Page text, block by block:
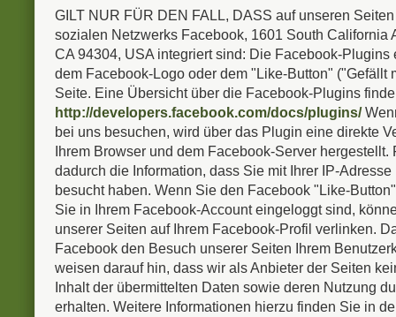
GILT NUR FÜR DEN FALL, DASS auf unseren
sozialen Netzwerks Facebook, 1601 South California
CA 94304, USA integriert sind: Die Facebook-Plugins
dem Facebook-Logo oder dem "Like-Button" ("Gefällt
Seite. Eine Übersicht über die Facebook-Plugins
http://developers.facebook.com/docs/plugins/
bei uns besuchen, wird über das Plugin eine direkte
Ihrem Browser und dem Facebook-Server hergestellt.
dadurch die Information, dass Sie mit Ihrer IP-
besucht haben. Wenn Sie den Facebook "Like-
Sie in Ihrem Facebook-Account eingeloggt sind,
unserer Seiten auf Ihrem Facebook-Profil verlinken.
Facebook den Besuch unserer Seiten Ihrem
weisen darauf hin, dass wir als Anbieter der Seiten
Inhalt der übermittelten Daten sowie deren Nutzung
erhalten. Weitere Informationen hierzu finden Sie in